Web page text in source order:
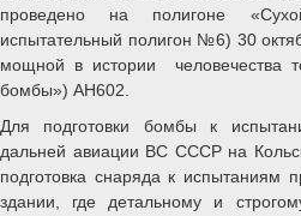
проведено на полигоне
испытательный полигон №6) 30
мощной в истории человечества
бомбы») АН602.
Для подготовки бомбы к
дальней авиации ВС СССР на
подготовка снаряда к испытаниям
здании, где детальному и